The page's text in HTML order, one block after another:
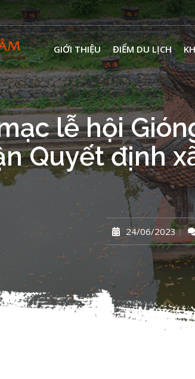
GIỚI THIỆU ĐIỂM DU LỊCH
lễ hội
Quyết định
24/06/2023